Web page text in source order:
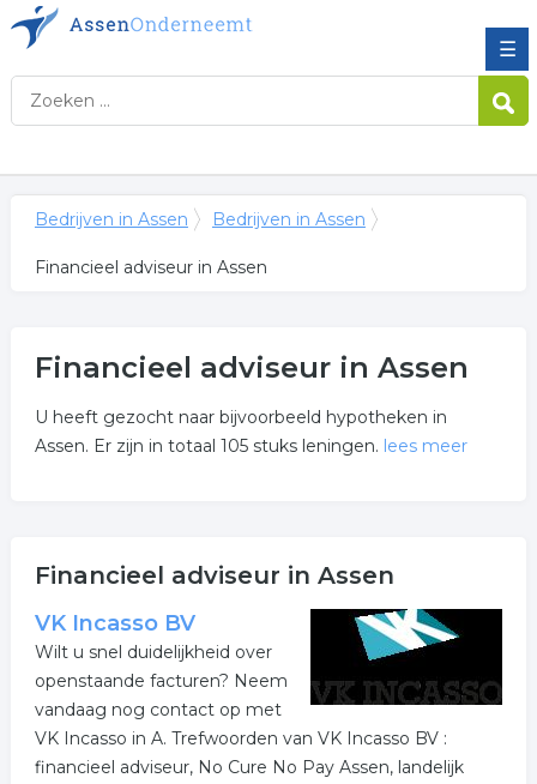
☰
Bedrijven in Assen Bedrijven in Assen
Financieel adviseur in Assen
Financieel adviseur in Assen
U heeft gezocht naar bijvoorbeeld hypotheken in
Assen. Er zijn in totaal 105 stuks leningen. lees meer
bedrijven voor u in de regio.
Voor meer informatie of contactgegevens betreffende
financieringen klikt u op betreffende item. Tevens
wordt er een kaart getoond met de locatie van de
onderneming uit de categorie financieringen in Assen.
Meer bedrijven in Assen
Financieel adviseur in Assen
VK Incasso BV
Wilt u snel duidelijkheid over
openstaande facturen? Neem
vandaag nog contact op met
VK Incasso in A. Trefwoorden van VK Incasso BV :
financieel adviseur, No Cure No Pay Assen, landelijk